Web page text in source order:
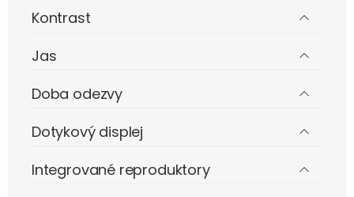
Kontrast
Jas
Doba odezvy
Dotykový displej
Integrované reproduktory